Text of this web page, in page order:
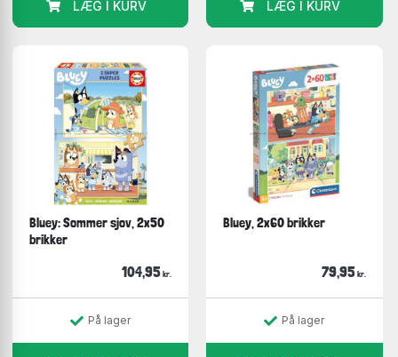
LÆG I KURV LÆG I KURV
Bluey: Sommer sjov, 2x50
brikker
104,95 kr.
På lager
Bluey, 2x60 brikker
79,95 kr.
På lager